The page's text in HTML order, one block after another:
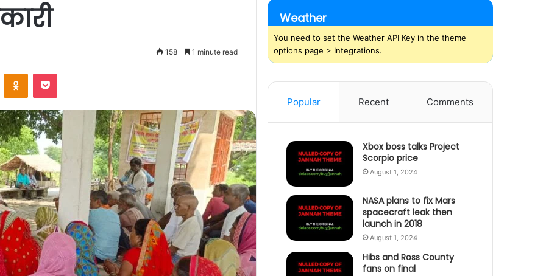
158 1 minute read
Weather
You need to set the Weather API Key in the theme
options page > Integrations.
Popular Recent Comments
Xbox boss talks Project
Scorpio price
August 1, 2024
NASA plans to fix Mars
spacecraft leak then
launch in 2018
August 1, 2024
Hibs and Ross County
fans on final